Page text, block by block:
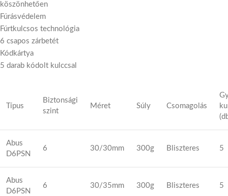
köszönhetően
Fúrásvédelem
Fúrtkulcsos technológia
6 csapos zárbetét
Kódkártya
5 darab kódolt kulccsal
Típus
Biztonsági
szint
Méret Súly Csomagolás
Abus
D6PSN
6 30/30mm 300g Bliszteres 5
Abus
D6PSN
6 30/35mm 300g Bliszteres 5